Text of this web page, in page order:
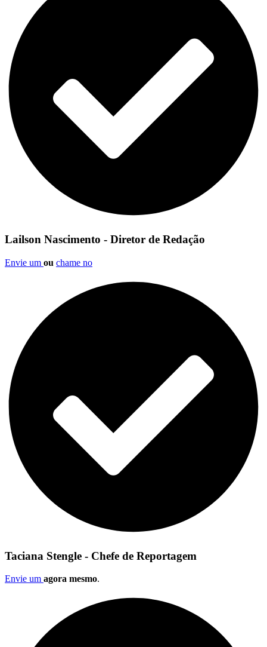
Lailson Nascimento - Diretor de Redação
Envie um ou chame no
Taciana Stengle - Chefe de Reportagem
Envie um agora mesmo.